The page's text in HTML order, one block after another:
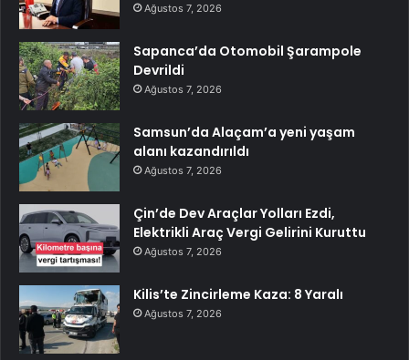
Ağustos 7, 2026
Sapanca’da Otomobil Şarampole
Devrildi
Ağustos 7, 2026
Samsun’da Alaçam’a yeni yaşam
alanı kazandırıldı
Ağustos 7, 2026
Çin’de Dev Araçlar Yolları Ezdi,
Elektrikli Araç Vergi Gelirini Kuruttu
Ağustos 7, 2026
Kilis’te Zincirleme Kaza: 8 Yaralı
Ağustos 7, 2026